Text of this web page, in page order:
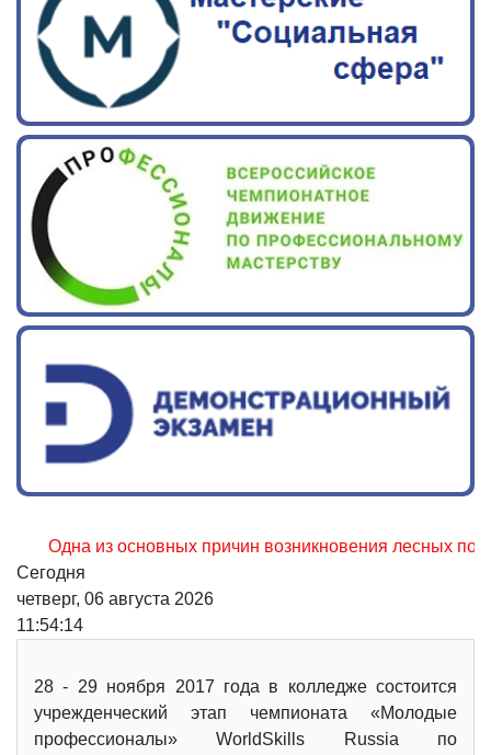
Одна из основных причин возникновения лесных
Сегодня
четверг, 06 августа 2026
11:54:15
28 - 29 ноября 2017 года в колледже состоится
учрежденческий этап чемпионата «Молодые
профессионалы» WorldSkills Russia по